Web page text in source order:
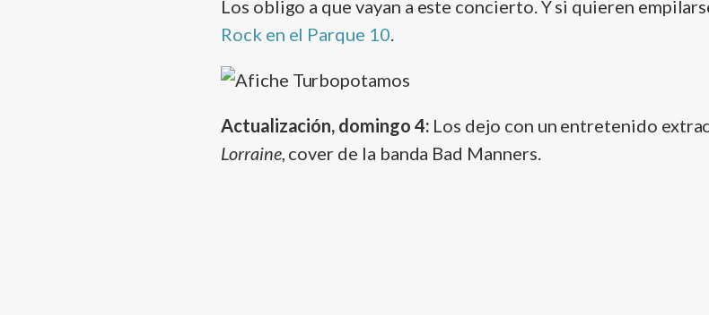
Los obligo a que vayan a este concierto. Y si quieren
Rock en el Parque 10.
Actualización, domingo 4: Los dejo con un entretenido
Lorraine, cover de la banda Bad Manners.